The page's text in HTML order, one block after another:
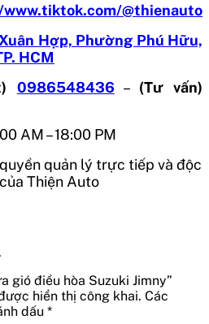
@thienauto
Hợp, Phường Phú Hữu,
HCM
0986548436 – (Tư vấn)
AM – 18:00 PM
quản lý trực tiếp và độc
Thiện Auto
gió điều hòa Suzuki Jimny”
hiển thị công khai. Các
dấu *